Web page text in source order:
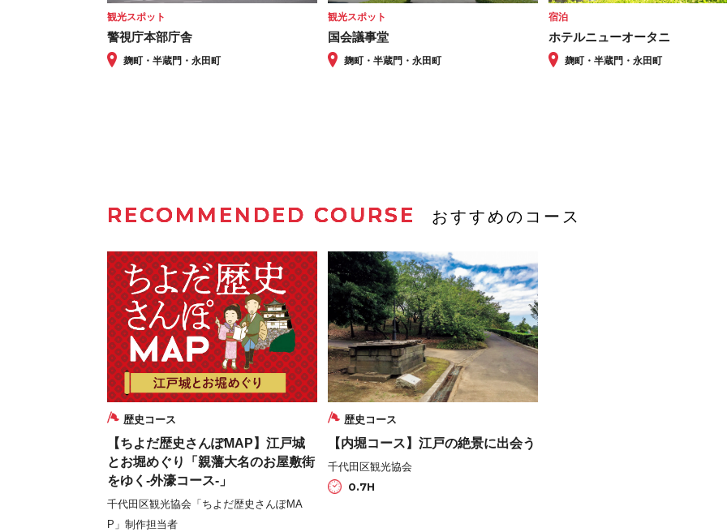
観光スポット
警視庁本部庁舎
麹町・半蔵門・永田町
観光スポット
国会議事堂
麹町・半蔵門・永田町
宿泊
ホテルニューオータニ
麹町・半蔵門・永田町
RECOMMENDED COURSE おすすめのコース
歴史コース
【ちよだ歴史さんぽMAP】江戸城
とお堀めぐり「親藩大名のお屋敷街
をゆく-外濠コース-」
千代田区観光協会「ちよだ歴史さんぽMA
P」制作担当者
歴史コース
【内堀コース】江戸の絶景に出会う
千代田区観光協会
0.7H